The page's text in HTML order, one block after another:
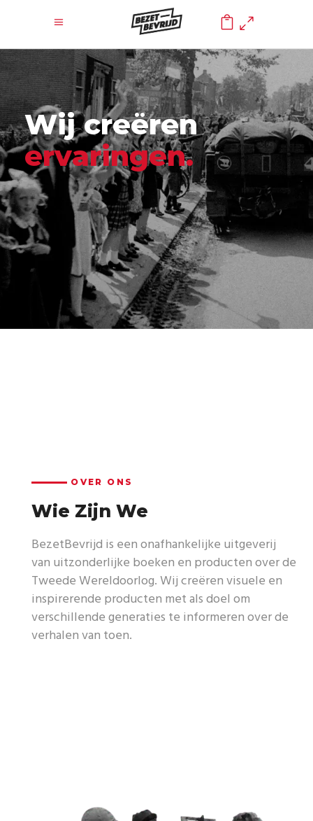
0
Wij creëren
ervaringen.
OVER ONS
Wie Zijn We
BezetBevrijd is een onafhankelijke uitgeverij
van uitzonderlijke boeken en producten over de
Tweede Wereldoorlog. Wij creëren visuele en
inspirerende producten met als doel om
verschillende generaties te informeren over de
verhalen van toen.